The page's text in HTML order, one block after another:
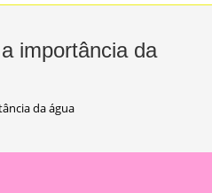
importância da
da água